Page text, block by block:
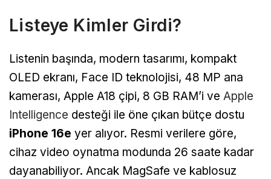
Listeye Kimler Girdi?
Listenin başında, modern tasarımı, kompakt
OLED ekranı, Face ID teknolojisi, 48 MP ana
kamerası, Apple A18 çipi, 8 GB RAM’i ve Apple
Intelligence desteği ile öne çıkan bütçe dostu
iPhone 16e yer alıyor. Resmi verilere göre,
cihaz video oynatma modunda 26 saate kadar
dayanabiliyor. Ancak MagSafe ve kablosuz